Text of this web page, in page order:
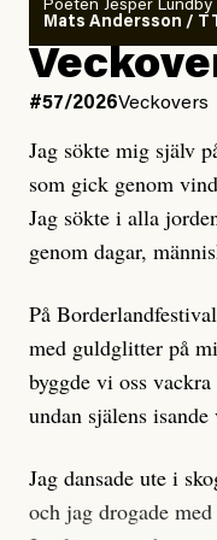
Kuhn och
Dagens ETC
klickbete är inte
Journalistiken är
gör förhoppningsvis
prenumeration, men
dessa granskningar
en mängd
möjlighet att bemöta
engagera sig i
grupper där Säpo-
Researchen är
Poeten Jesper
Mats Andersson /
#57/2026Veckovers
Jag sökte mig själv
som gick genom
Jag sökte i alla
genom dagar,
På
med guldglitter på
byggde vi oss
undan själens isande
Jag dansade ute i
och jag drogade